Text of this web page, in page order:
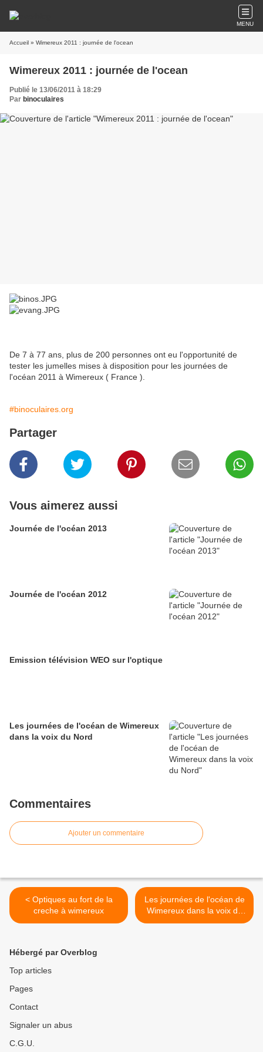
MENU
Accueil » Wimereux 2011 : journée de l'ocean
Wimereux 2011 : journée de l'ocean
Publié le 13/06/2011 à 18:29
Par binoculaires
De 7 à 77 ans, plus de 200 personnes ont eu l'opportunité de
tester les jumelles mises à disposition pour les journées de
l'océan 2011 à Wimereux ( France ).
#binoculaires.org
Partager
Vous aimerez aussi
Journée de l'océan 2013
Journée de l'océan 2012
Emission télévision WEO sur l'optique
Les journées de l'océan de Wimereux
dans la voix du Nord
Commentaires
Ajouter un commentaire
< Optiques au fort de la
creche à wimereux
Les journées de l'océan de
Wimereux dans la voix du
Nord >
Hébergé par Overblog
Top articles
Pages
Contact
Signaler un abus
C.G.U.